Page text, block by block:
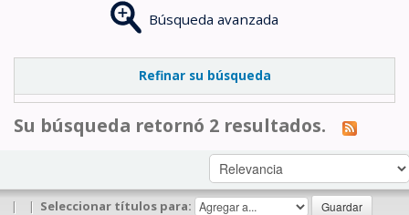
Búsqueda avanzada
Refinar su búsqueda
Su búsqueda retornó 2 resultados.
| | Seleccionar títulos para: